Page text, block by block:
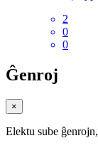
2
0
0
Ĝenroj
×
Elektu sube